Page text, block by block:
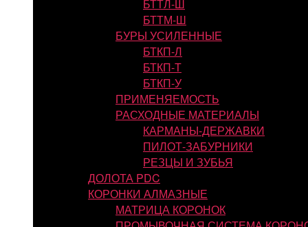
БТТЛ-Ш
БТТМ-Ш
БУРЫ УСИЛЕННЫЕ
БТКП-Л
БТКП-Т
БТКП-У
ПРИМЕНЯЕМОСТЬ
РАСХОДНЫЕ МАТЕРИАЛЫ
КАРМАНЫ-ДЕРЖАВКИ
ПИЛОТ-ЗАБУРНИКИ
РЕЗЦЫ И ЗУБЬЯ
ДОЛОТА PDC
КОРОНКИ АЛМАЗНЫЕ
МАТРИЦА КОРОНОК